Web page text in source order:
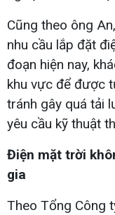
Cũng theo ông
nhu cầu lắp đặt
đoạn hiện nay,
khu vực để được
tránh gây quá tải
yêu cầu kỹ thuật
Điện mặt trời
gia
Theo Tổng Công